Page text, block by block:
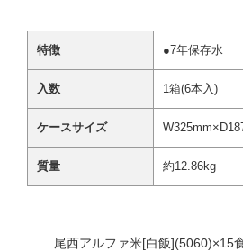
特徴 ●7年保存水
入数 1箱(6本入)
ケースサイズ
質量 約12.86kg
尾西アルファ米[白飯](5060)×15